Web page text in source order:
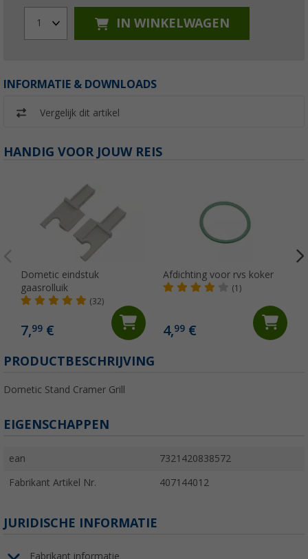
1 IN WINKELWAGEN
INFORMATIE & DOWNLOADS
Vergelijk dit artikel
HANDIG VOOR JOUW REIS
Dometic eindstuk
gaasrolluik
(32)
7,99 €
Afdichting voor rvs koker
(1)
4,99€
PRODUCTBESCHRIJVING
Dometic Stand Cramer Grill
EIGENSCHAPPEN
ean 7321420838572
Fabrikant Artikel Nr. 407144012
JURIDISCHE INFORMATIE
Fabrikant informatie